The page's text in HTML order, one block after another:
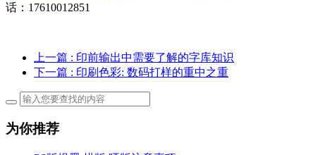
话：17610012851
上一篇 : 印前输出中需要了解的字库知识
下一篇 : 印刷色彩: 数码打样的重中之重
为你推荐